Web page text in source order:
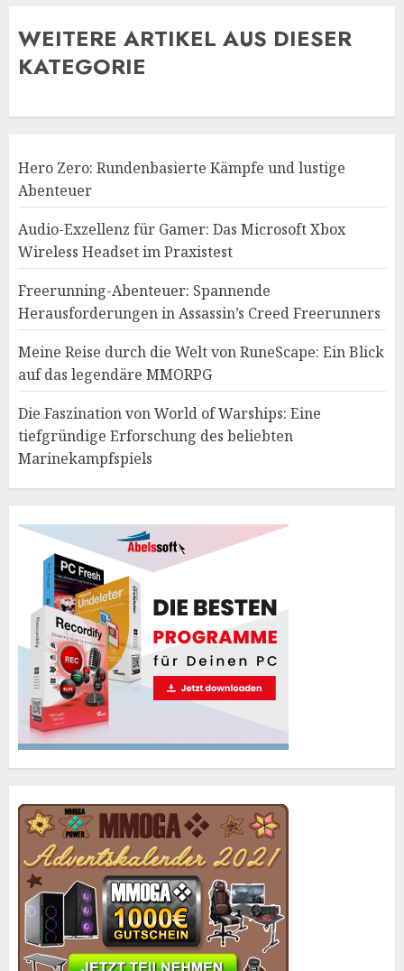
WEITERE ARTIKEL AUS DIESER
KATEGORIE
Hero Zero: Rundenbasierte Kämpfe und lustige
Abenteuer
Audio-Exzellenz für Gamer: Das Microsoft Xbox
Wireless Headset im Praxistest
Freerunning-Abenteuer: Spannende
Herausforderungen in Assassin’s Creed Freerunners
Meine Reise durch die Welt von RuneScape: Ein Blick
auf das legendäre MMORPG
Die Faszination von World of Warships: Eine
tiefgründige Erforschung des beliebten
Marinekampfspiels